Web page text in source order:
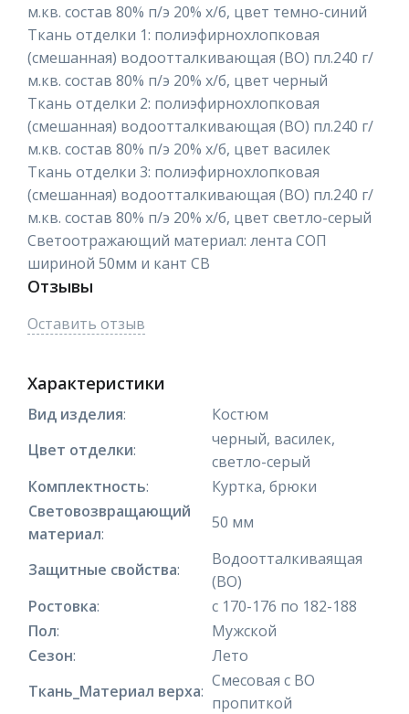
м.кв. состав 80% п/э 20% х/б, цвет темно-синий
Ткань отделки 1: полиэфирнохлопковая
(смешанная) водоотталкивающая (ВО) пл.240 г/
м.кв. состав 80% п/э 20% х/б, цвет черный
Ткань отделки 2: полиэфирнохлопковая
(смешанная) водоотталкивающая (ВО) пл.240 г/
м.кв. состав 80% п/э 20% х/б, цвет василек
Ткань отделки 3: полиэфирнохлопковая
(смешанная) водоотталкивающая (ВО) пл.240 г/
м.кв. состав 80% п/э 20% х/б, цвет светло-серый
Светоотражающий материал: лента СОП
шириной 50мм и кант СВ
Отзывы
Оставить отзыв
Характеристики
Вид изделия:
Костюм
Цвет отделки:
черный, василек,
светло-серый
Комплектность:
Куртка, брюки
Световозвращающий
материал:
50 мм
Защитные свойства:
Водоотталкиваящая
(ВО)
Ростовка:
с 170-176 по 182-188
Пол:
Мужской
Сезон:
Лето
Ткань_Материал верха:
Смесовая с ВО
пропиткой